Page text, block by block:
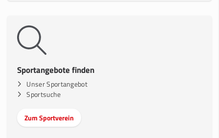
Sportangebote finden
Unser Sportangebot
Sportsuche
Zum Sportverein